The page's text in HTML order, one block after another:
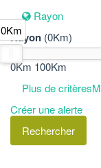
Rayon
Rayon (0Km)
0Km
0Km 100Km
Plus de critères
Créer une alerte